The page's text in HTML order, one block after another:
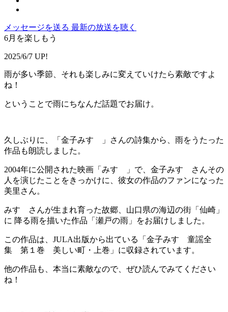
メッセージを送る 最新の放送を聴く
6月を楽しもう
2025/6/7 UP!
雨が多い季節、それも楽しみに変えていけたら素敵ですよ
ね！
ということで雨にちなんだ話題でお届け。
久しぶりに、「金子みすゞ」さんの詩集から、雨をうたった
作品も朗読しました。
2004年に公開された映画「みすゞ」で、金子みすゞさんその
人を演じたことをきっかけに、彼女の作品のファンになった
美里さん。
みすゞさんが生まれ育った故郷、山口県の海辺の街「仙崎」
に 降る雨を描いた作品「瀬戸の雨」をお届けしました。
この作品は、JULA出版から出ている「金子みすゞ童謡全
集 第１巻 美しい町・上巻」に収録されています。
他の作品も、本当に素敵なので、ぜひ読んでみてください
ね！